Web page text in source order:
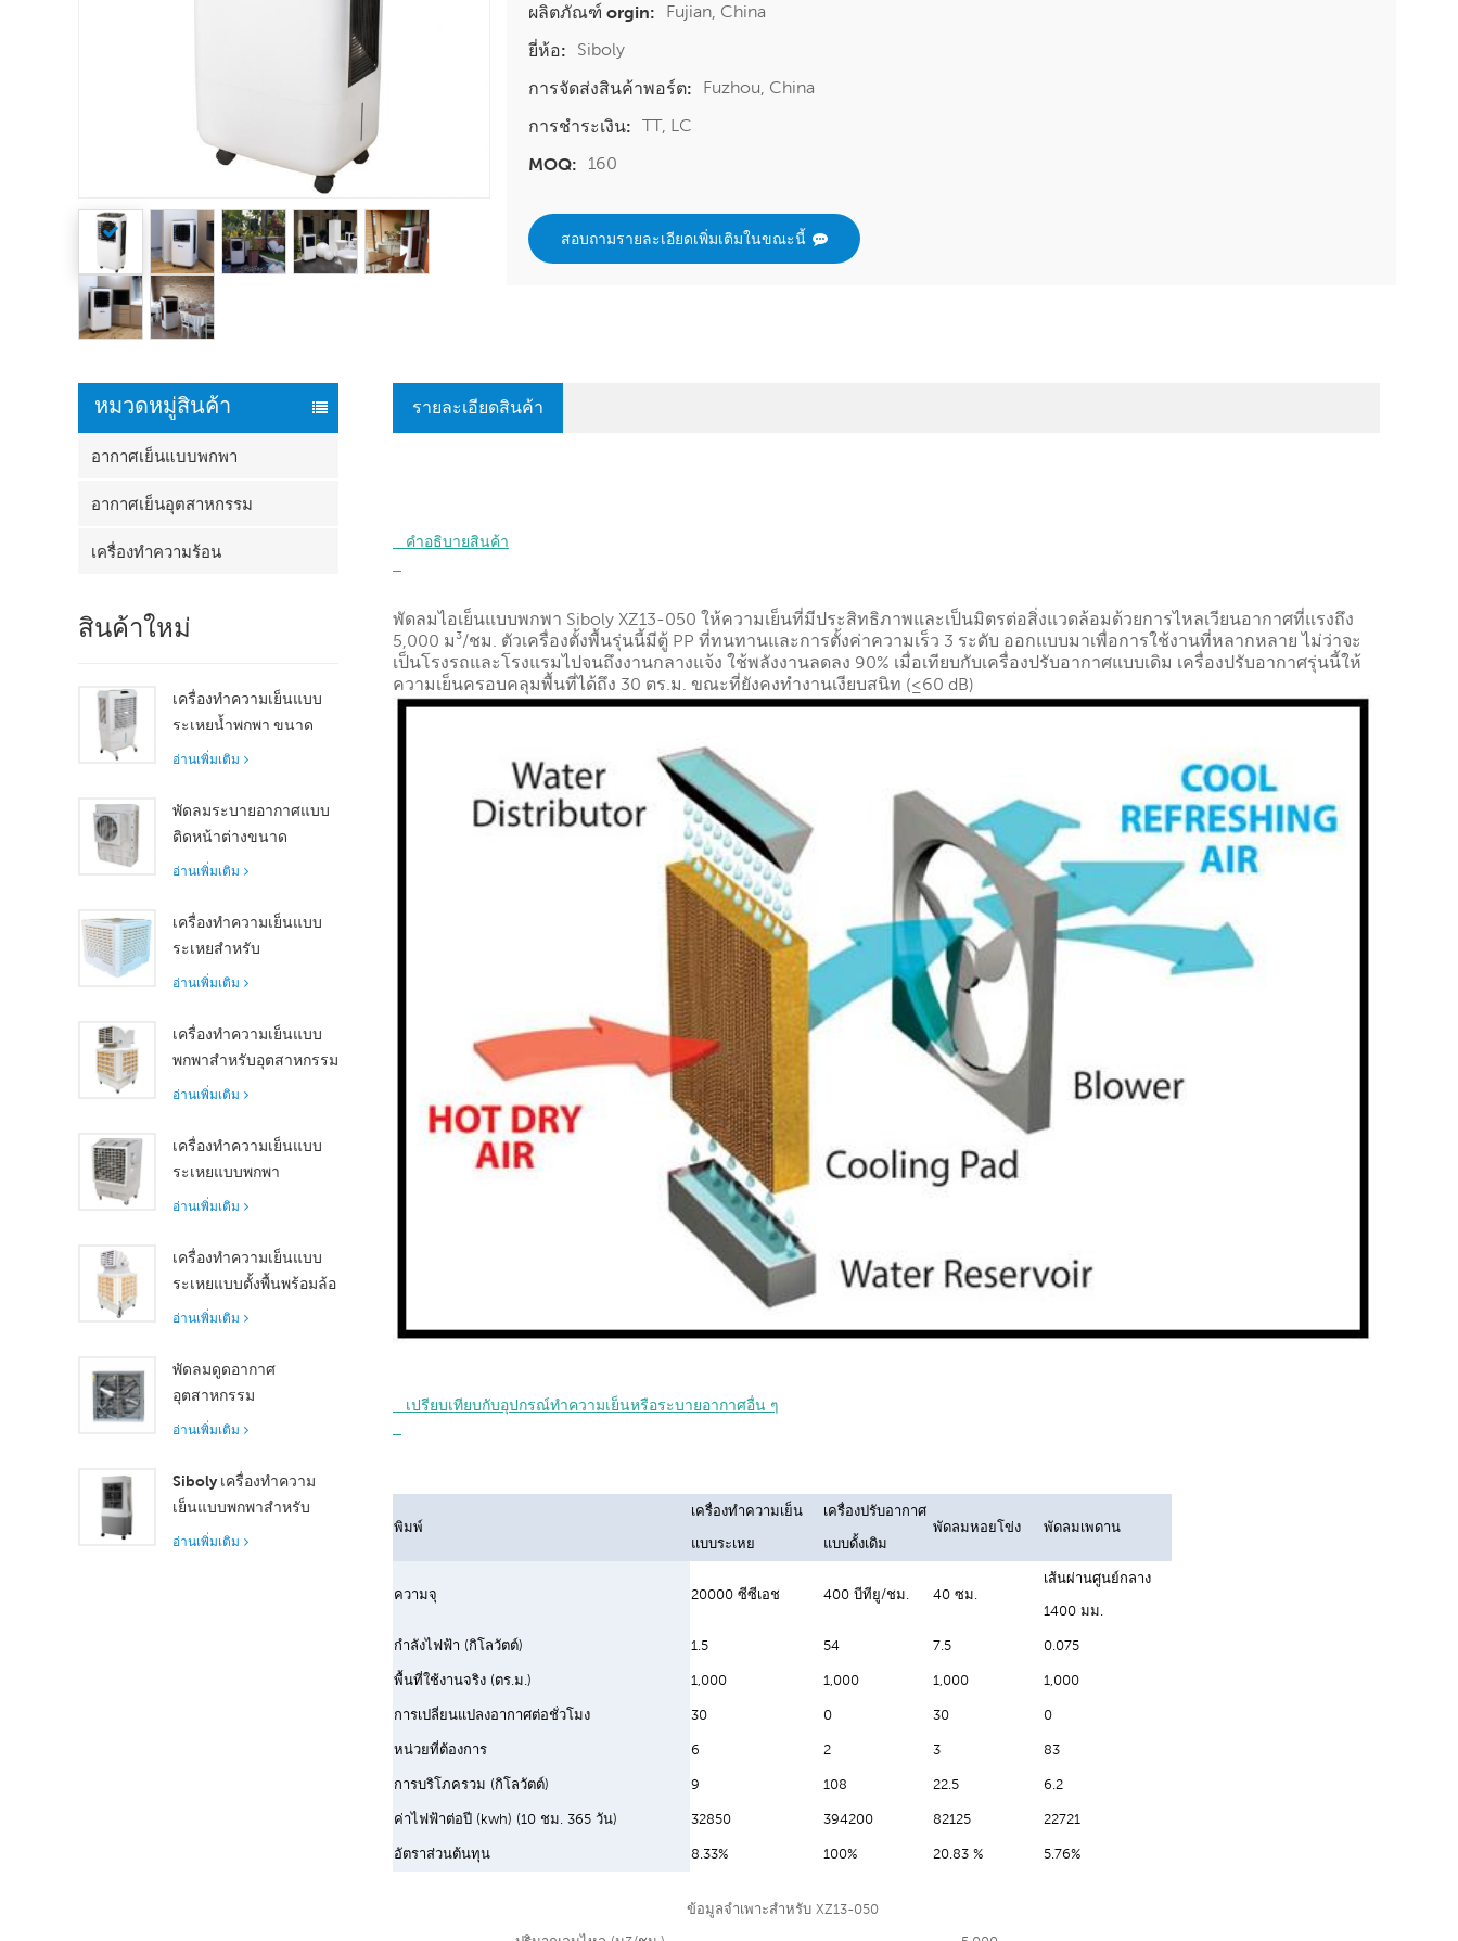
ผลิตภัณฑ์ orgin:
Fujian, China
ยี่ห้อ:
Siboly
การจัดส่งสินค้าพอร์ต:
Fuzhou, China
การชำระเงิน: TT, LC
MOQ:
160
สอบถามรายละเอียดเพิ่มเติมในขณะนี้
หมวดหมู่สินค้า
อากาศเย็นแบบพกพา
อากาศเย็นอุตสาหกรรม
เครื่องทำความร้อน
สินค้าใหม่
เครื่องทำความเย็นแบบ
ระเหยน้ำพกพา ขนาด
8000 m³/h ถัง 100 ลิตร
อ่านเพิ่มเติม
พัดลมระบายอากาศแบบ
ติดหน้าต่างขนาด
กะทัดรัด มอเตอร์แกน
อย่างมีประสิทธิภาพ
เหมาะสำหรับห้องขนาด
อ่านเพิ่มเติม
เครื่องทำความเย็นแบบ
ระเหยสำหรับ
อุตสาหกรรม Siboly
30000 m³/h
อ่านเพิ่มเติม
เครื่องทำความเย็นแบบ
พกพาสำหรับอุตสาหกรรม
18,000 ลูกบาศก์เมตร/
รีโมทคอนโทรลสำหรับ
การทำความเย็นพื้นที่
อ่านเพิ่มเติม
เครื่องทำความเย็นแบบ
ระเหยแบบพกพา
ประสิทธิภาพสูง 18,000
รีโมทคอนโทรล
อ่านเพิ่มเติม
เครื่องทำความเย็นแบบ
ระเหยแบบตั้งพื้นพร้อมล้อ
เลื่อนและรีโมทคอนโทรล
18,000 ลูกบาศก์เมตร/
อ่านเพิ่มเติม
พัดลมดูดอากาศ
อุตสาหกรรม
ประสิทธิภาพสูงพร้อม
37,000 ม³/ชม. เพื่อการ
ระบายอากาศที่เหนือกว่า
อ่านเพิ่มเติม
Siboly เครื่องทำความ
เย็นแบบพกพาสำหรับ
อุตสาหกรรม 4000 m³/h
อ่านเพิ่มเติม
รายละเอียดสินค้า
พัดลมไอเย็นแบบพกพา Siboly XZ13-050 ให้ความเย็นที่มีประสิทธิภาพและเป็นมิตรต่อสิ่งแวดล้อมด้วยการไหลเวียนอากาศที่แรงถึง
5,000 ม³/ชม. ตัวเครื่องตั้งพื้นรุ่นนี้มีตู้ PP ที่ทนทานและการตั้งค่าความเร็ว 3 ระดับ ออกแบบมาเพื่อการใช้งานที่หลากหลาย ไม่ว่าจะ
เป็นโรงรถและโรงแรมไปจนถึงงานกลางแจ้ง ใช้พลังงานลดลง 90% เมื่อเทียบกับเครื่องปรับอากาศแบบเดิม เครื่องปรับอากาศรุ่นนี้ให้
ความเย็นครอบคลุมพื้นที่ได้ถึง 30 ตร.ม. ขณะที่ยังคงทำงานเงียบสนิท (≤60 dB)
พิมพ์
เครื่องทำความเย็น
แบบระเหย
เครื่องปรับอากาศ
แบบดั้งเดิม
พัดลมหอยโข่ง พัดลมเพดาน
ความจุ 20000 ซีซีเอช 400 บีทียู/ชม. 40 ซม.
เส้นผ่านศูนย์กลาง
1400 มม.
กำลังไฟฟ้า (กิโลวัตต์) 1.5 54 7.5 0.075
พื้นที่ใช้งานจริง (ตร.ม.) 1,000 1,000 1,000 1,000
การเปลี่ยนแปลงอากาศต่อชั่วโมง 30 0 30 0
หน่วยที่ต้องการ 6 2 3 83
การบริโภครวม (กิโลวัตต์) 9 108 22.5 6.2
ค่าไฟฟ้าต่อปี (kwh) (10 ชม. 365 วัน) 32850 394200 82125 22721
อัตราส่วนต้นทุน 8.33% 100% 20.83 % 5.76%
ข้อมูลจำเพาะสำหรับ XZ13-050